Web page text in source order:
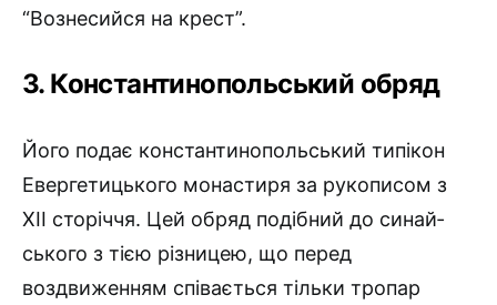
“Вознесийся на крест”.
3. Константинопольський обряд
Його подає константинопольський типікон
Евергетицького мо­настиря за рукописом з
XII сторіччя. Цей обряд подібний до синай­
ського з тією різницею, що перед
воздвиженням співається тільки тропар